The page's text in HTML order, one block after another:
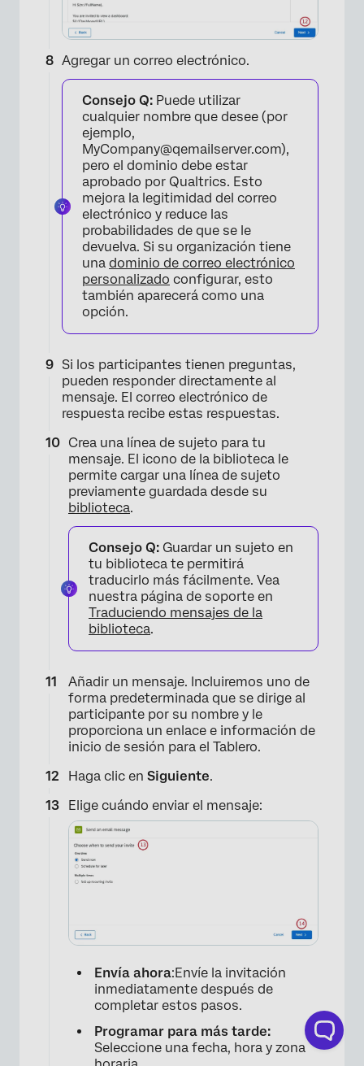
×
Agregar un correo electrónico.
Consejo Q: Puede utilizar
cualquier nombre que desee (por
ejemplo,
MyCompany@qemailserver.com),
pero el dominio debe estar
aprobado por Qualtrics. Esto
mejora la legitimidad del correo
electrónico y reduce las
probabilidades de que se le
devuelva. Si su organización tiene
una dominio de correo electrónico
personalizado configurar, esto
también aparecerá como una
opción.
Si los participantes tienen preguntas,
pueden responder directamente al
mensaje. El correo electrónico de
respuesta recibe estas respuestas.
Crea una línea de sujeto para tu
mensaje. El icono de la biblioteca le
permite cargar una línea de sujeto
previamente guardada desde su
biblioteca.
Consejo Q: Guardar un sujeto en
tu biblioteca te permitirá
traducirlo más fácilmente. Vea
nuestra página de soporte en
Traduciendo mensajes de la
biblioteca.
Añadir un mensaje. Incluiremos uno de
forma predeterminada que se dirige al
participante por su nombre y le
proporciona un enlace e información de
inicio de sesión para el Tablero.
Haga clic en Siguiente.
Elige cuándo enviar el mensaje:
Envía ahora:Envíe la invitación
inmediatamente después de
completar estos pasos.
Programar para más tarde:
Seleccione una fecha, hora y zona